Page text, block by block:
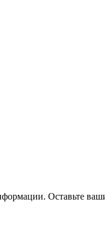
Оставьте